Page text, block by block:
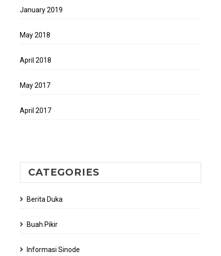
January 2019
May 2018
April 2018
May 2017
April 2017
CATEGORIES
Berita Duka
Buah Pikir
Informasi Sinode